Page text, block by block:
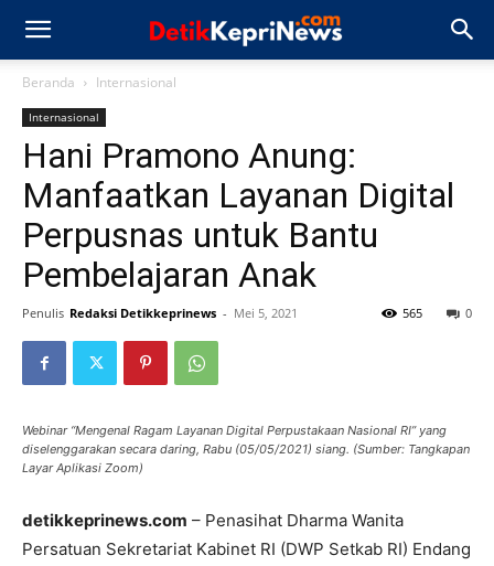
Beranda Internasional
Internasional
Hani Pramono Anung:
Manfaatkan Layanan Digital
Perpusnas untuk Bantu
Pembelajaran Anak
Penulis Redaksi Detikkeprinews - Mei 5, 2021 0
565
Webinar “Mengenal Ragam Layanan Digital Perpustakaan Nasional RI” yang
diselenggarakan secara daring, Rabu (05/05/2021) siang. (Sumber: Tangkapan
Layar Aplikasi Zoom)
detikkeprinews.com – Penasihat Dharma Wanita
Persatuan Sekretariat Kabinet RI (DWP Setkab RI) Endang